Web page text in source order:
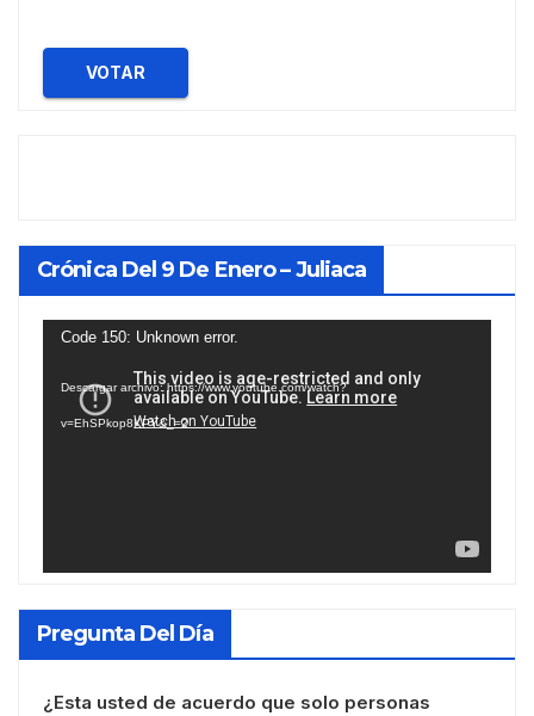
VOTAR
Crónica Del 9 De Enero – Juliaca
Reproductor
vídeo
Code 150: Unknown error.
Descargar archivo: https://www.youtube.com/watch?
v=EhSPkop8KPY&_=2
Pregunta Del Día
¿Esta usted de acuerdo que solo personas